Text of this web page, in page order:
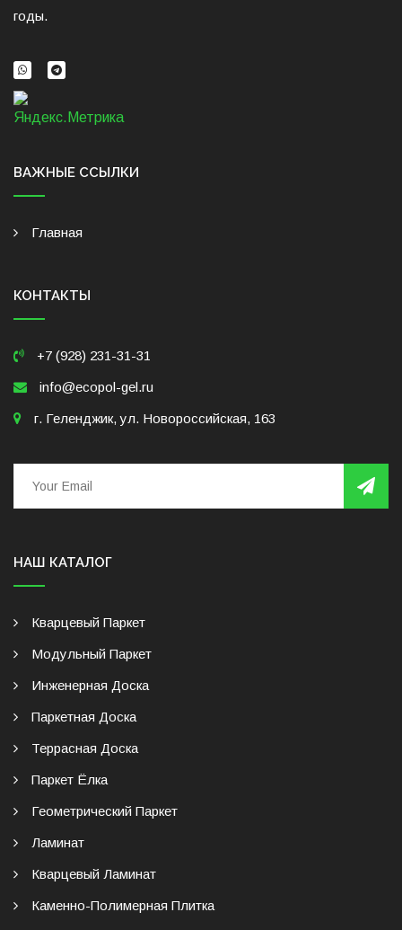
годы.
ВАЖНЫЕ ССЫЛКИ
Главная
КОНТАКТЫ
+7 (928) 231-31-31
info@ecopol-gel.ru
г. Геленджик, ул. Новороссийская, 163
НАШ КАТАЛОГ
Кварцевый Паркет
Модульный Паркет
Инженерная Доска
Паркетная Доска
Террасная Доска
Паркет Ёлка
Геометрический Паркет
Ламинат
Кварцевый Ламинат
Каменно-Полимерная Плитка